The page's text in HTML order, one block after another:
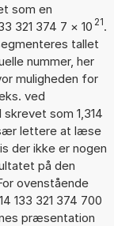
som en
321 374 7 × 10 21.
tallet
nummer, her
muligheden for
ved
som 1,314
lettere at læse
der ikke er nogen
på den
ovenstående
133 321 374 700
præsentation